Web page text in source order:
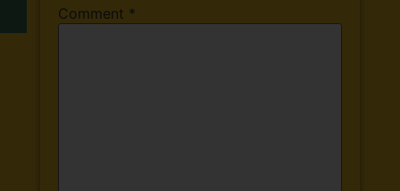
Comment *